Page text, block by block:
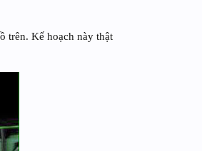
trên. Kế hoạch này thật